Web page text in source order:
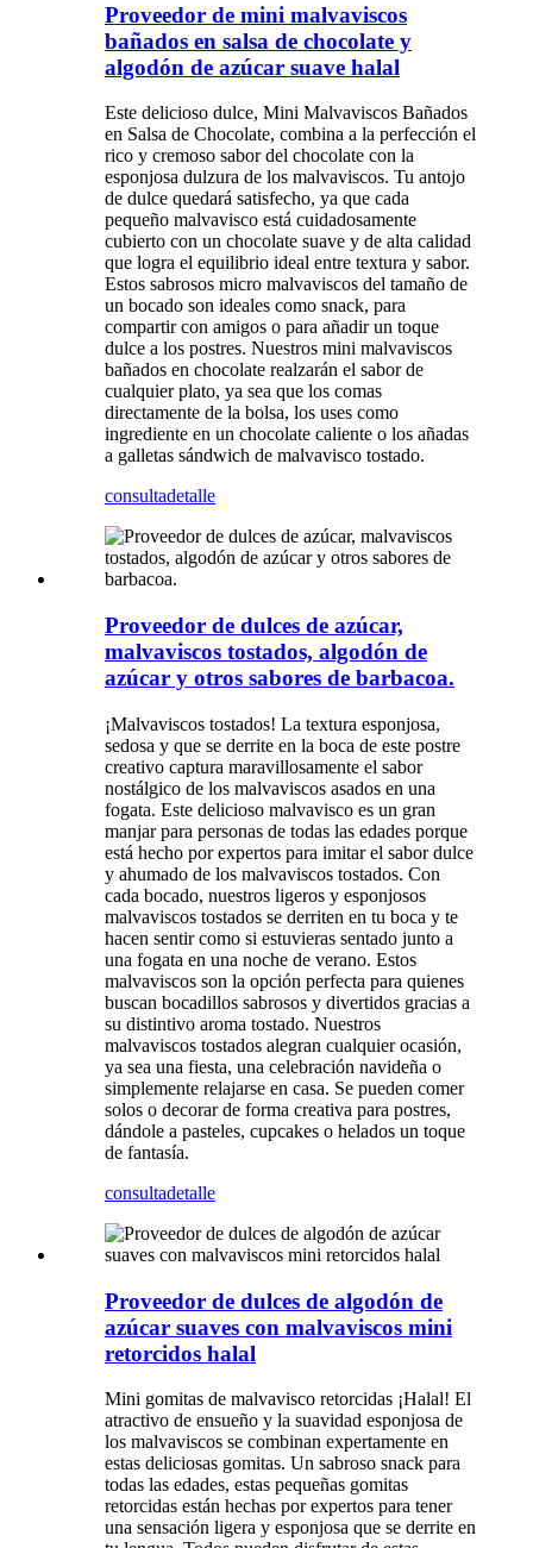
Proveedor de mini malvaviscos
bañados en salsa de chocolate y
algodón de azúcar suave halal
Este delicioso dulce, Mini Malvaviscos Bañados
en Salsa de Chocolate, combina a la perfección el
rico y cremoso sabor del chocolate con la
esponjosa dulzura de los malvaviscos. Tu antojo
de dulce quedará satisfecho, ya que cada
pequeño malvavisco está cuidadosamente
cubierto con un chocolate suave y de alta calidad
que logra el equilibrio ideal entre textura y sabor.
Estos sabrosos micro malvaviscos del tamaño de
un bocado son ideales como snack, para
compartir con amigos o para añadir un toque
dulce a los postres. Nuestros mini malvaviscos
bañados en chocolate realzarán el sabor de
cualquier plato, ya sea que los comas
directamente de la bolsa, los uses como
ingrediente en un chocolate caliente o los añadas
a galletas sándwich de malvavisco tostado.
consultadetalle
Proveedor de dulces de azúcar,
malvaviscos tostados, algodón de
azúcar y otros sabores de barbacoa.
¡Malvaviscos tostados! La textura esponjosa,
sedosa y que se derrite en la boca de este postre
creativo captura maravillosamente el sabor
nostálgico de los malvaviscos asados ​​en una
fogata. Este delicioso malvavisco es un gran
manjar para personas de todas las edades porque
está hecho por expertos para imitar el sabor dulce
y ahumado de los malvaviscos tostados. Con
cada bocado, nuestros ligeros y esponjosos
malvaviscos tostados se derriten en tu boca y te
hacen sentir como si estuvieras sentado junto a
una fogata en una noche de verano. Estos
malvaviscos son la opción perfecta para quienes
buscan bocadillos sabrosos y divertidos gracias a
su distintivo aroma tostado. Nuestros
malvaviscos tostados alegran cualquier ocasión,
ya sea una fiesta, una celebración navideña o
simplemente relajarse en casa. Se pueden comer
solos o decorar de forma creativa para postres,
dándole a pasteles, cupcakes o helados un toque
de fantasía.
consultadetalle
Proveedor de dulces de algodón de
azúcar suaves con malvaviscos mini
retorcidos halal
Mini gomitas de malvavisco retorcidas ¡Halal! El
atractivo de ensueño y la suavidad esponjosa de
los malvaviscos se combinan expertamente en
estas deliciosas gomitas. Un sabroso snack para
todas las edades, estas pequeñas gomitas
retorcidas están hechas por expertos para tener
una sensación ligera y esponjosa que se derrite en